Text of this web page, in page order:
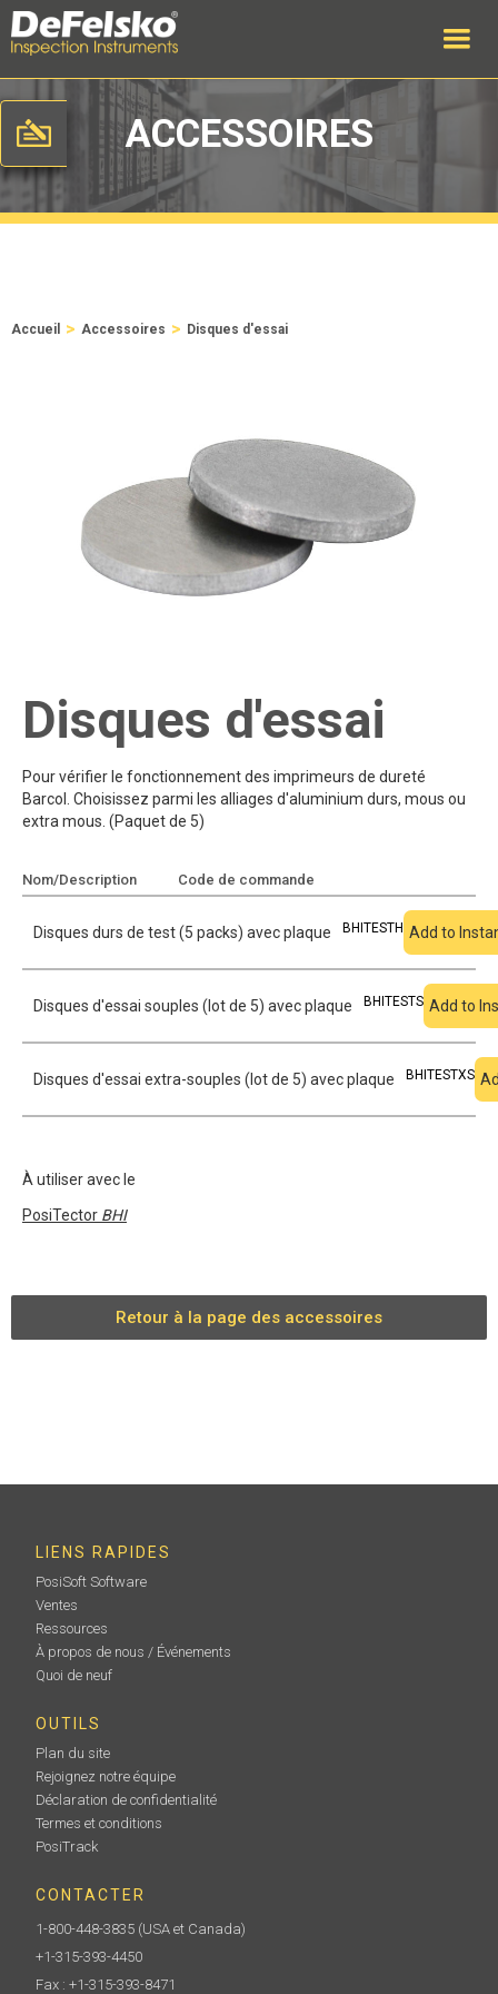
ACCESSOIRES
Accueil > Accessoires > Disques d'essai
Disques d'essai
Pour vérifier le fonctionnement des imprimeurs de dureté
Barcol. Choisissez parmi les alliages d'aluminium durs, mous ou
extra mous. (Paquet de 5)
Nom/Description Code de commande
Disques durs de test (5 packs) avec plaque BHITESTH Add to
Disques d'essai souples (lot de 5) avec plaque BHITESTS Add to
Disques d'essai extra-souples (lot de 5) avec plaque BHITESTXS
À utiliser avec le
PosiTector BHI
Retour à la page des accessoires
LIENS RAPIDES
PosiSoft Software
Ventes
Ressources
À propos de nous / Événements
Quoi de neuf
OUTILS
Plan du site
Rejoignez notre équipe
Déclaration de confidentialité
Termes et conditions
PosiTrack
CONTACTER
1-800-448-3835 (USA et Canada)
+1-315-393-4450
Fax : +1-315-393-8471